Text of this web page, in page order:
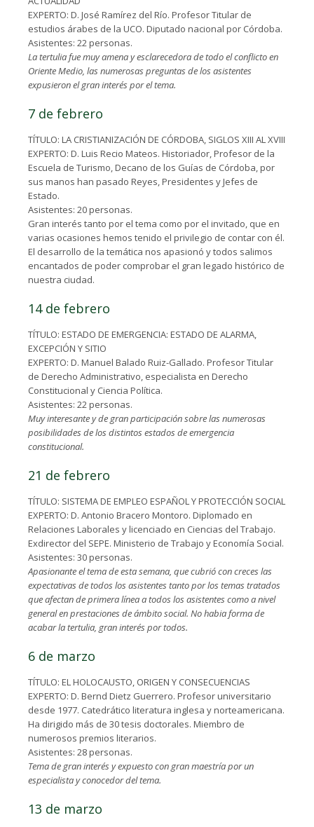
EXPERTO: D. José Ramírez del Río. Profesor Titular de
estudios árabes de la UCO. Diputado nacional por Córdoba.
Asistentes: 22 personas.
La tertulia fue muy amena y esclarecedora de todo el conflicto en
Oriente Medio, las numerosas preguntas de los asistentes
expusieron el gran interés por el tema.
7 de febrero
TÍTULO: LA CRISTIANIZACIÓN DE CÓRDOBA, SIGLOS XIII AL XVIII
EXPERTO: D. Luis Recio Mateos. Historiador, Profesor de la
Escuela de Turismo, Decano de los Guías de Córdoba, por
sus manos han pasado Reyes, Presidentes y Jefes de
Estado.
Asistentes: 20 personas.
Gran interés tanto por el tema como por el invitado, que en
varias ocasiones hemos tenido el privilegio de contar con él.
El desarrollo de la temática nos apasionó y todos salimos
encantados de poder comprobar el gran legado histórico de
nuestra ciudad.
14 de febrero
TÍTULO: ESTADO DE EMERGENCIA: ESTADO DE ALARMA,
EXCEPCIÓN Y SITIO
EXPERTO: D. Manuel Balado Ruiz-Gallado. Profesor Titular
de Derecho Administrativo, especialista en Derecho
Constitucional y Ciencia Política.
Asistentes: 22 personas.
Muy interesante y de gran participación sobre las numerosas
posibilidades de los distintos estados de emergencia
constitucional.
21 de febrero
TÍTULO: SISTEMA DE EMPLEO ESPAÑOL Y PROTECCIÓN SOCIAL
EXPERTO: D. Antonio Bracero Montoro. Diplomado en
Relaciones Laborales y licenciado en Ciencias del Trabajo.
Exdirector del SEPE. Ministerio de Trabajo y Economía Social.
Asistentes: 30 personas.
Apasionante el tema de esta semana, que cubrió con creces las
expectativas de todos los asistentes tanto por los temas tratados
que afectan de primera línea a todos los asistentes como a nivel
general en prestaciones de ámbito social. No habia forma de
acabar la tertulia, gran interés por todos.
6 de marzo
TÍTULO: EL HOLOCAUSTO, ORIGEN Y CONSECUENCIAS
EXPERTO: D. Bernd Dietz Guerrero. Profesor universitario
desde 1977. Catedrático literatura inglesa y norteamericana.
Ha dirigido más de 30 tesis doctorales. Miembro de
numerosos premios literarios.
Asistentes: 28 personas.
Tema de gran interés y expuesto con gran maestría por un
especialista y conocedor del tema.
13 de marzo